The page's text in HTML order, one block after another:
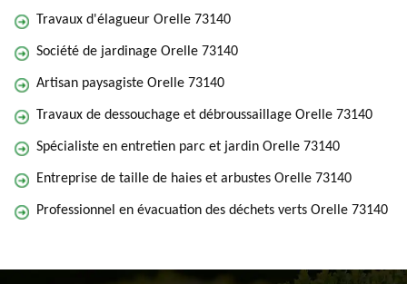
Travaux d'élagueur Orelle 73140
Société de jardinage Orelle 73140
Artisan paysagiste Orelle 73140
Travaux de dessouchage et débroussaillage Orelle 73140
Spécialiste en entretien parc et jardin Orelle 73140
Entreprise de taille de haies et arbustes Orelle 73140
Professionnel en évacuation des déchets verts Orelle 73140